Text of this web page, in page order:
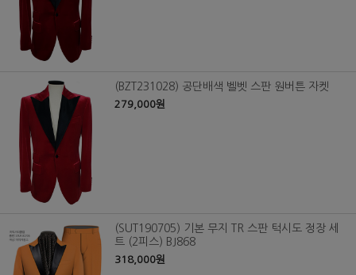
(BZT231028) 공단배색 벨벳 스판 원버튼 자켓
279,000원
(SUT190705) 기본 무지 TR 스판 턱시도 정장 세
트 (2피스) BJ868
318,000원